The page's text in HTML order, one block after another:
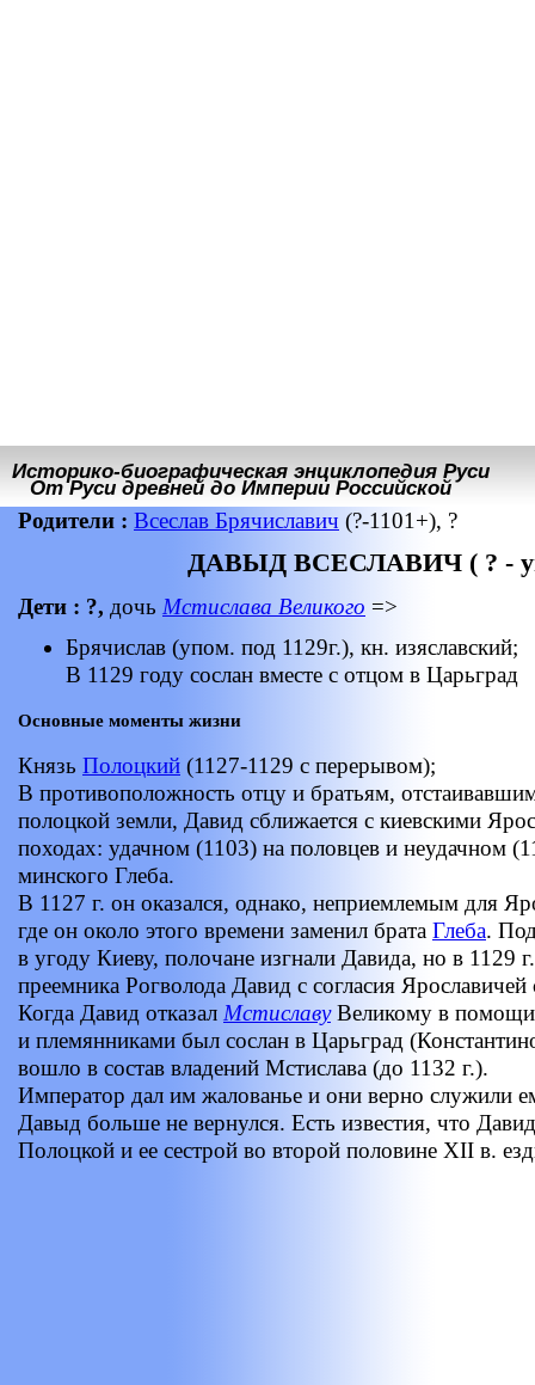
Историко-биографическая энциклопедия Руси
От Руси древней до Империи Российской
Родители : Всеслав Брячиславич (?-1101+), ?
ДАВЫД ВСЕСЛАВИЧ ( ? -
Дети : ?, дочь Мстислава Великого =>
Брячислав (упом. под 1129г.), кн. изяславский;
В 1129 году сослан вместе с отцом в Царьград
Основные моменты жизни
Князь Полоцкий (1127-1129 с перерывом);
В противоположность отцу и братьям,
полоцкой земли, Давид сближается с киевскими
походах: удачном (1103) на половцев и неудачном
минского Глеба.
В 1127 г. он оказался, однако, неприемлемым для
где он около этого времени заменил брата Глеба.
в угоду Киеву, полочане изгнали Давида, но в 1129
преемника Рогволода Давид с согласия
Когда Давид отказал МстиславуВеликому в помощи
и племянниками был сослан в Царьград
вошло в состав владений Мстислава (до 1132 г.).
Император дал им жалованье и они верно служили
Давыд больше не вернулся. Есть известия, что
Полоцкой и ее сестрой во второй половине XII в.